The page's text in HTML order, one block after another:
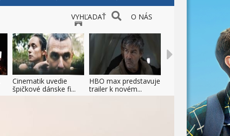
VYHĽADAŤ O NÁS
Cinematik uvedie
špičkové dánske fi...
HBO max predstavuje
trailer k novém...